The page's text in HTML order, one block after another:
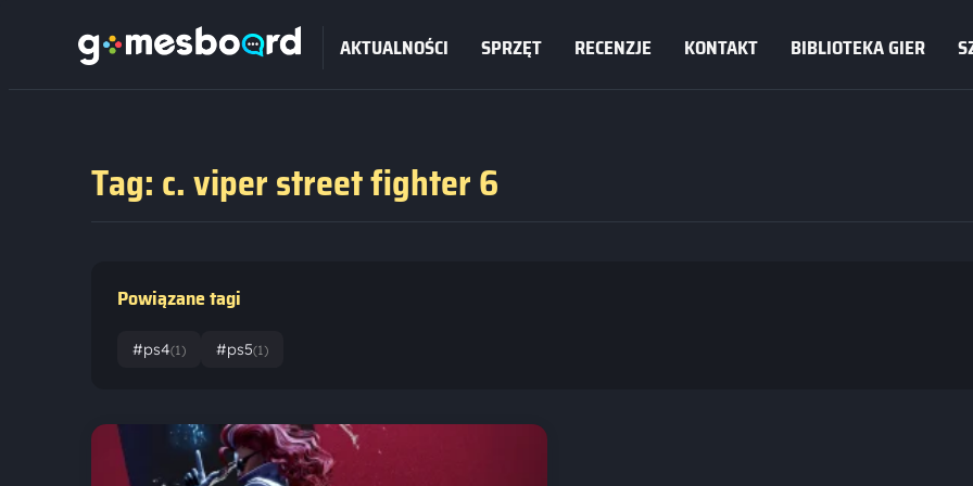
AKTUALNOŚCI SPRZĘT RECENZJE KONTAKT BIBLIOTEKA GIER
Tag: c. viper street fighter 6
Powiązane tagi
#ps4(1) #ps5(1)